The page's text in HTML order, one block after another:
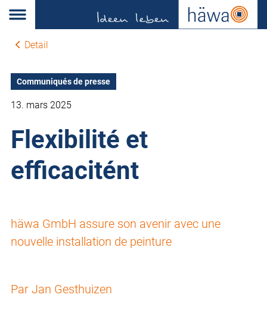
Detail
Communiqués de presse
13. mars 2025
Flexibilité et
efficacitént
häwa GmbH assure son avenir avec une
nouvelle installation de peinture
Par Jan Gesthuizen